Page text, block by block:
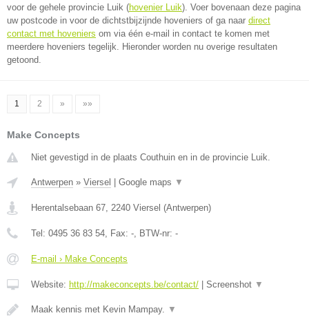
voor de gehele provincie Luik (hovenier Luik). Voer bovenaan deze pagina
uw postcode in voor de dichtstbijzijnde hoveniers of ga naar direct
contact met hoveniers om via één e-mail in contact te komen met
meerdere hoveniers tegelijk. Hieronder worden nu overige resultaten
getoond.
1 2 » »»
Make Concepts
Niet gevestigd in de plaats Couthuin en in de provincie Luik.
Antwerpen » Viersel Google maps ▼
Herentalsebaan 67, 2240 Viersel (Antwerpen)
Tel: 0495 36 83 54, Fax: -, BTW-nr: -
E-mail › Make Concepts
Website: http://makeconcepts.be/contact/ Screenshot ▼
Maak kennis met Kevin Mampay. ▼